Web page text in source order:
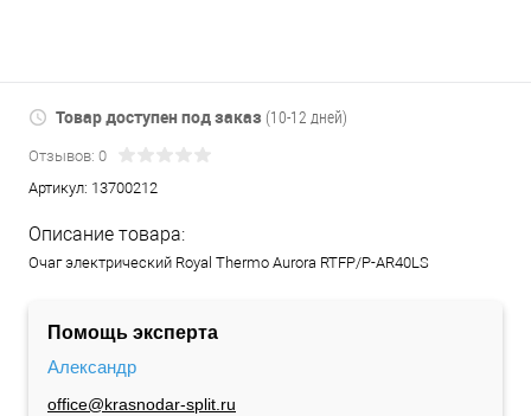
Товар доступен под заказ (10-12 дней)
Отзывов: 0
Артикул: 13700212
Описание товара:
Очаг электрический Royal Thermo Aurora RTFP/P-AR40LS
Помощь эксперта
Александр
office@krasnodar-split.ru